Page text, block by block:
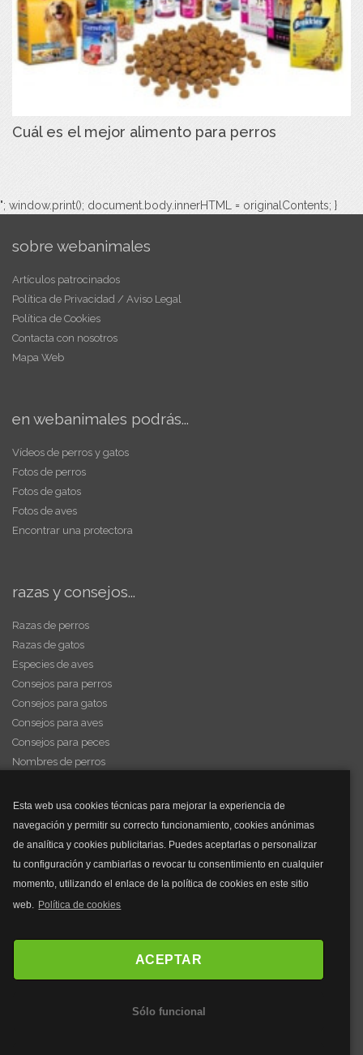
Esta web usa cookies técnicas para mejorar la experiencia de
navegación y permitir su correcto funcionamiento, cookies anónimas
de analítica y cookies publicitarias. Puedes aceptarlas o personalizar
tu configuración y cambiarlas o revocar tu consentimiento en cualquier
momento, utilizando el enlace de la política de cookies en este sitio
web. Política de cookies
ACEPTAR
Sólo funcional
Cuál es el mejor alimento para perros
"; window.print(); document.body.innerHTML = originalContents; }
sobre webanimales
Artículos patrocinados
Política de Privacidad / Aviso Legal
Política de Cookies
Contacta con nosotros
Mapa Web
en webanimales podrás...
Vídeos de perros y gatos
Fotos de perros
Fotos de gatos
Fotos de aves
Encontrar una protectora
razas y consejos...
Razas de perros
Razas de gatos
Especies de aves
Consejos para perros
Consejos para gatos
Consejos para aves
Consejos para peces
Nombres de perros
y mucho más...